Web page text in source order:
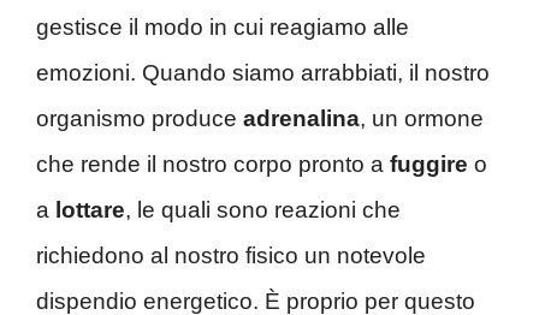
gestisce il modo in cui reagiamo alle
emozioni. Quando siamo arrabbiati, il nostro
organismo produce adrenalina, un ormone
che rende il nostro corpo pronto a fuggire o
a lottare, le quali sono reazioni che
richiedono al nostro fisico un notevole
dispendio energetico. È proprio per questo